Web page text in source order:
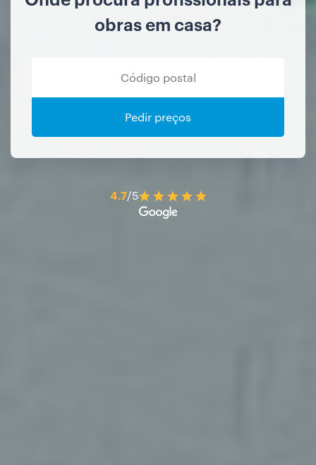
obras em casa?
Pedir preços
4.7/5